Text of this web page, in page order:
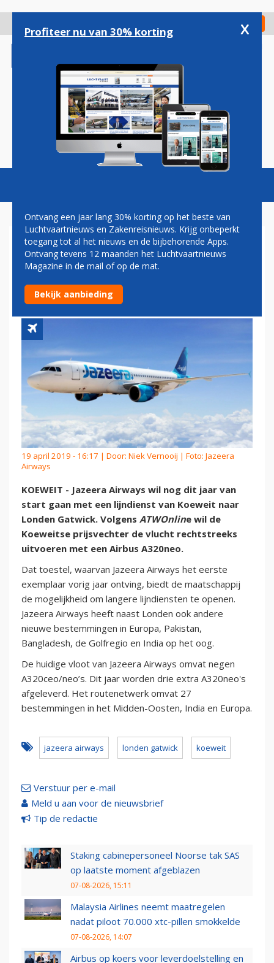
gaan
Check in
Magazine Podcasts Vacatures
'JAZEERA AIRWAYS MET
AIRBUS A320NEO NAAR
LONDEN'
19 april 2019 - 16:17 | Door: Niek Vernooij | Foto: Jazeera
Airways
KOEWEIT - Jazeera Airways wil nog dit jaar van
start gaan met een lijndienst van Koeweit naar
Londen Gatwick. Volgens ATWOnline wil de
Koeweitse prijsvechter de vlucht rechtstreeks
uitvoeren met een Airbus A320neo.
Dat toestel, waarvan Jazeera Airways het eerste
exemplaar vorig jaar ontving, biedt de maatschappij
de mogelijkheid om langere lijndiensten te openen.
Jazeera Airways heeft naast Londen ook andere
nieuwe bestemmingen in Europa, Pakistan,
Bangladesh, de Golfregio en India op het oog.
De huidige vloot van Jazeera Airways omvat negen
A320ceo/neo’s. Dit jaar worden drie extra A320neo's
afgeleverd. Het routenetwerk omvat 27
bestemmingen in het Midden-Oosten, India en Europa.
jazeera airways londen gatwick koeweit
Verstuur per e-mail
Meld u aan voor de nieuwsbrief
Tip de redactie
Staking cabinepersoneel Noorse tak SAS
op laatste moment afgeblazen
07-08-2026, 15:11
Malaysia Airlines neemt maatregelen
nadat piloot 70.000 xtc-pillen smokkelde
07-08-2026, 14:07
Airbus op koers voor leverdoelstelling en
Profiteer nu van 30% korting x
Ontvang een jaar lang 30% korting op het beste van
Luchtvaartnieuws en Zakenreisnieuws. Krijg onbeperkt
toegang tot al het nieuws en de bijbehorende Apps.
Ontvang tevens 12 maanden het Luchtvaartnieuws
Magazine in de mail of op de mat.
Bekijk aanbieding